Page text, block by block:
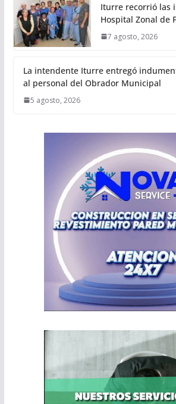
Iturre recorrió las
Hospital Zonal de
7 agosto, 2026
La intendente Iturre entregó
al personal del Obrador Municipal
5 agosto, 2026